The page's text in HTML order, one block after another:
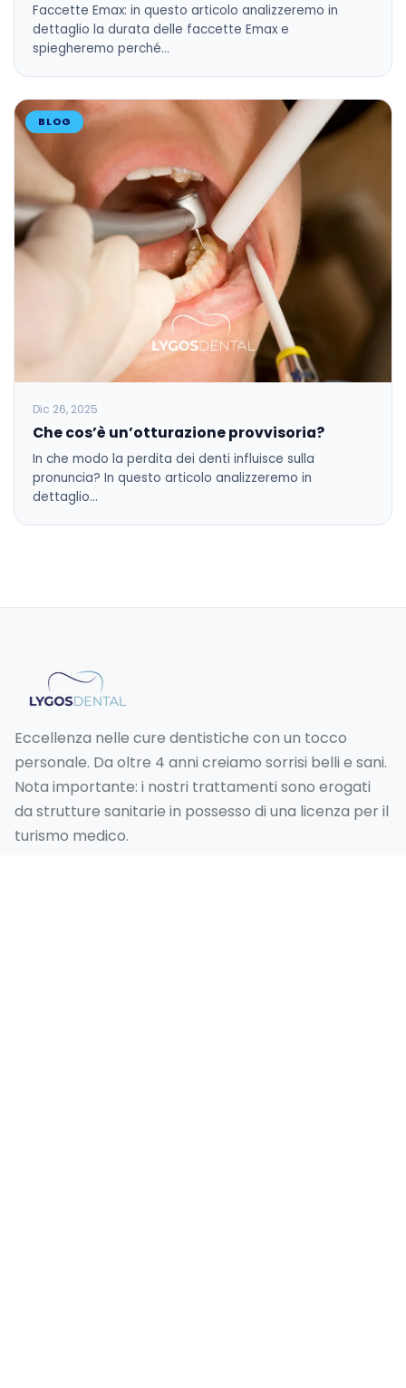
Faccette Emax: in questo articolo analizzeremo in
dettaglio la durata delle faccette Emax e
spiegheremo perché…
BLOG
Dic 26, 2025
Che cos’è un’otturazione provvisoria?
In che modo la perdita dei denti influisce sulla
pronuncia? In questo articolo analizzeremo in
dettaglio…
Eccellenza nelle cure dentistiche con un tocco
personale. Da oltre 4 anni creiamo sorrisi belli e sani.
Nota importante: i nostri trattamenti sono erogati
da strutture sanitarie in possesso di una licenza per il
turismo medico.